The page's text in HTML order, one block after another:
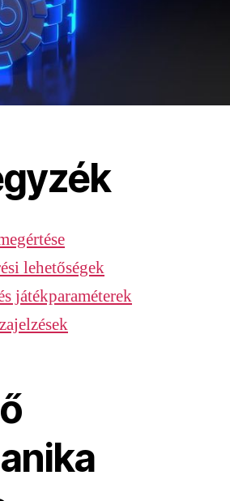
lehetőségek
játékparaméterek